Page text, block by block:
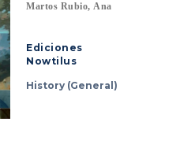
Martos Rubio, Ana
Ediciones
Nowtilus
History (General)